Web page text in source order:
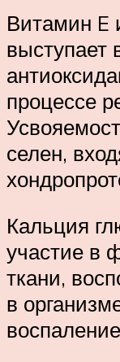
Витамин E
выступает
процессе
селен,
Кальция
участие в
ткани,
в